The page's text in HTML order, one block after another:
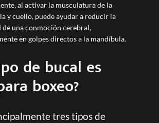
al activar la musculatura de la
y cuello, puede ayudar a reducir la
de una conmoción cerebral,
en golpes directos a la mandíbula.
de bucal es
boxeo?
tres tipos de